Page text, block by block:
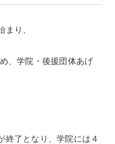
まり、
、学院・後援団体あげ
終了となり、学院には４